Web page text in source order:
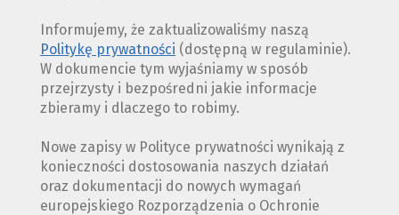
Informujemy, że zaktualizowaliśmy naszą
Politykę prywatności (dostępną w regulaminie).
W dokumencie tym wyjaśniamy w sposób
przejrzysty i bezpośredni jakie informacje
zbieramy i dlaczego to robimy.
Nowe zapisy w Polityce prywatności wynikają z
konieczności dostosowania naszych działań
oraz dokumentacji do nowych wymagań
europejskiego Rozporządzenia o Ochronie